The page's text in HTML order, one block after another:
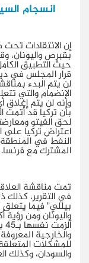
انسجام
إن الانتقادات
بقبرص واليونان،
حيث التطبيق
لن يتم البدء
الانضمام والتي
وأنه لن يتم
بأن تركيا قد أتمت
لحق الفيتو
اعتراض تركيا
النفط في المنطقة
المشترك مع فرنسا.
تمت مناقشة
في التقرير، كذلك
بيللي" فيما يتعلق
واليونان ومن رؤية
والخارجية
للمشكلات المتعلقة
والسودان، وكذلك